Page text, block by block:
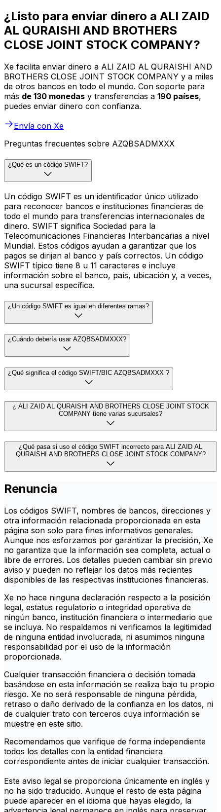
¿Listo para enviar dinero a ALI ZAID
AL QURAISHI AND BROTHERS
CLOSE JOINT STOCK COMPANY?
Xe facilita enviar dinero a ALI ZAID AL QURAISHI AND
BROTHERS CLOSE JOINT STOCK COMPANY y a miles
de otros bancos en todo el mundo. Con soporte para
más de 130 monedas y transferencias a 190 países,
puedes enviar dinero con confianza.
Envía con Xe
Preguntas frecuentes sobre AZQBSADMXXX
¿Qué es un código SWIFT?
Un código SWIFT es un identificador único utilizado
para reconocer bancos e instituciones financieras de
todo el mundo para transferencias internacionales de
dinero. SWIFT significa Sociedad para la
Telecomunicaciones Financieras Interbancarias a nivel
Mundial. Estos códigos ayudan a garantizar que los
pagos se dirijan al banco y país correctos. Un código
SWIFT típico tiene 8 u 11 caracteres e incluye
información sobre el banco, país, ubicación y, a veces,
una sucursal específica.
¿Un código SWIFT es igual en diferentes ramas?
¿Cuándo debería usar AZQBSADMXXX?
¿Qué significa el código SWIFT/BIC AZQBSADMXXX ?
¿ ALI ZAID AL QURAISHI AND BROTHERS CLOSE JOINT STOCK
COMPANY tiene varias sucursales?
¿Qué pasa si uso el código SWIFT incorrecto para ALI ZAID AL
QURAISHI AND BROTHERS CLOSE JOINT STOCK COMPANY?
Renuncia
Los códigos SWIFT, nombres de bancos, direcciones y
otra información relacionada proporcionada en esta
página son solo para fines informativos generales.
Aunque nos esforzamos por garantizar la precisión, Xe
no garantiza que la información sea completa, actual o
libre de errores. Los detalles pueden cambiar sin previo
aviso y pueden no reflejar los datos más recientes
disponibles de las respectivas instituciones financieras.
Xe no hace ninguna declaración respecto a la posición
legal, estatus regulatorio o integridad operativa de
ningún banco, institución financiera o intermediario que
se incluya. No respaldamos ni verificamos la legitimidad
de ninguna entidad involucrada, ni asumimos ninguna
responsabilidad por el uso de la información
proporcionada.
Cualquier transacción financiera o decisión tomada
basándose en esta información se realiza bajo tu propio
riesgo. Xe no será responsable de ninguna pérdida,
retraso o daño derivado de la confianza en los datos, ni
de cualquier trato con terceros cuya información se
muestre en este sitio.
Recomendamos que verifique de forma independiente
todos los detalles con la entidad financiera
correspondiente antes de iniciar cualquier transacción.
Este aviso legal se proporciona únicamente en inglés y
no ha sido traducido. Aunque el resto de esta página
puede aparecer en el idioma que hayas elegido, la